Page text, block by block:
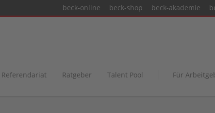
beck-online beck-shop beck-akademie
Referendariat Ratgeber Talent Pool Für